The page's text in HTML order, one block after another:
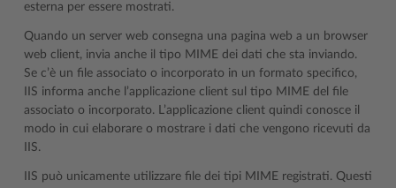
esterna per essere mostrati.
Quando un server web consegna una pagina web a un browser
web client, invia anche il tipo MIME dei dati che sta inviando.
Se c’è un file associato o incorporato in un formato specifico,
IIS informa anche l’applicazione client sul tipo MIME del file
associato o incorporato. L’applicazione client quindi conosce il
modo in cui elaborare o mostrare i dati che vengono ricevuti da
IIS.
IIS può unicamente utilizzare file dei tipi MIME registrati. Questi